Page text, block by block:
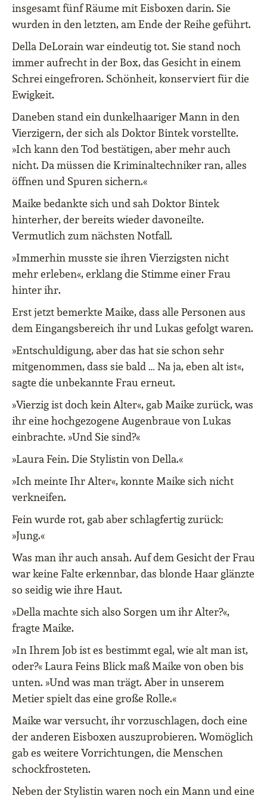
insgesamt fünf Räume mit Eisboxen darin. Sie
wurden in den letzten, am Ende der Reihe geführt.
Della DeLorain war eindeutig tot. Sie stand noch
immer aufrecht in der Box, das Gesicht in einem
Schrei eingefroren. Schönheit, konserviert für die
Ewigkeit.
Daneben stand ein dunkelhaariger Mann in den
Vierzigern, der sich als Doktor Bintek vorstellte.
»Ich kann den Tod bestätigen, aber mehr auch
nicht. Da müssen die Kriminaltechniker ran, alles
öffnen und Spuren sichern.«
Maike bedankte sich und sah Doktor Bintek
hinterher, der bereits wieder davoneilte.
Vermutlich zum nächsten Notfall.
»Immerhin musste sie ihren Vierzigsten nicht
mehr erleben«, erklang die Stimme einer Frau
hinter ihr.
Erst jetzt bemerkte Maike, dass alle Personen aus
dem Eingangsbereich ihr und Lukas gefolgt waren.
»Entschuldigung, aber das hat sie schon sehr
mitgenommen, dass sie bald … Na ja, eben alt ist«,
sagte die unbekannte Frau erneut.
»Vierzig ist doch kein Alter«, gab Maike zurück, was
ihr eine hochgezogene Augenbraue von Lukas
einbrachte. »Und Sie sind?«
»Laura Fein. Die Stylistin von Della.«
»Ich meinte Ihr Alter«, konnte Maike sich nicht
verkneifen.
Fein wurde rot, gab aber schlagfertig zurück:
»Jung.«
Was man ihr auch ansah. Auf dem Gesicht der Frau
war keine Falte erkennbar, das blonde Haar glänzte
so seidig wie ihre Haut.
»Della machte sich also Sorgen um ihr Alter?«,
fragte Maike.
»In Ihrem Job ist es bestimmt egal, wie alt man ist,
oder?« Laura Feins Blick maß Maike von oben bis
unten. »Und was man trägt. Aber in unserem
Metier spielt das eine große Rolle.«
Maike war versucht, ihr vorzuschlagen, doch eine
der anderen Eisboxen auszuprobieren. Womöglich
gab es weitere Vorrichtungen, die Menschen
schockfrosteten.
Neben der Stylistin waren noch ein Mann und eine